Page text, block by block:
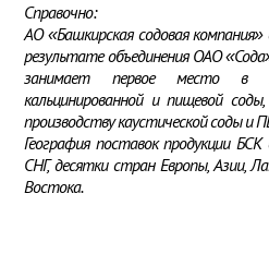
Справочно:
АО «Башкирская содовая
результате объединения ОАО
занимает первое место в
кальцинированной и пищевой
производству каустической соды и
География поставок продукции
СНГ, десятки стран Европы, Азии,
Востока.